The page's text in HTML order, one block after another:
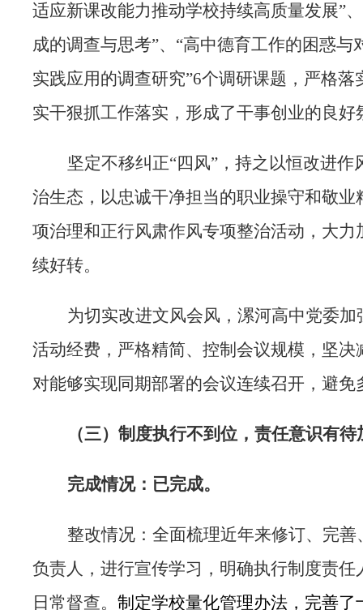
适应新课改能力推动学校持续高质量发展”
成的调查与思考”、“高中德育工作的困惑
实践应用的调查研究”6个调研课题，严格
实干狠抓工作落实，形成了干事创业的良好
坚定不移纠正“四风”，持之以恒改进
治生态，以忠诚干净担当的职业操守和敬
项治理和正行风肃作风专项整治活动，大
续好转。
为切实改进文风会风，漯河高中党委
活动经费，严格精简、控制会议规模，坚
对能够实现同期部署的会议连续召开，避
（三） 制度执行不到位，责任意识有待
完成情况：已完成。
整改情况：全面梳理近年来修订、完
负责人，进行宣传学习，明确执行制度责
日常督查。 制定学校量化管理办法，完善